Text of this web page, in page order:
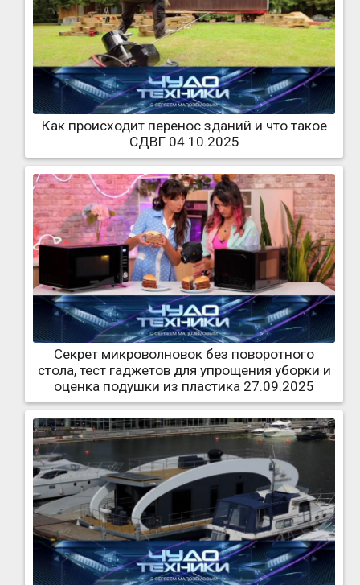
Как происходит перенос зданий и что такое
СДВГ 04.10.2025
Секрет микроволновок без поворотного
стола, тест гаджетов для упрощения уборки и
оценка подушки из пластика 27.09.2025